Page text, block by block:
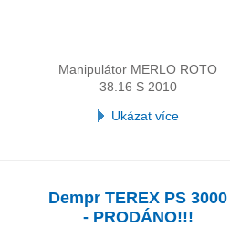
Manipulátor MERLO ROTO
38.16 S 2010
Ukázat více
Dempr TEREX PS 3000
- PRODÁNO!!!